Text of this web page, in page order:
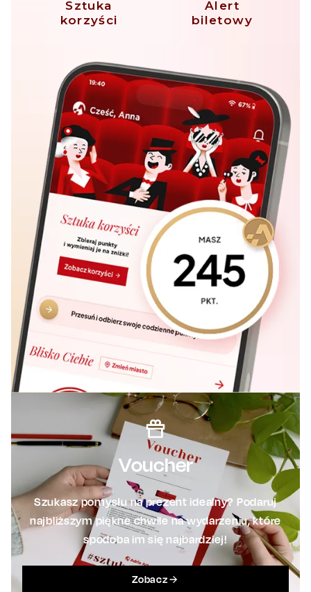
Sztuka
korzyści
Alert
biletowy
Voucher
Szukasz pomysłu na prezent idealny? Podaruj
najbliższym piękne chwile na wydarzeniu, które
spodoba im się najbardziej!
Zobacz